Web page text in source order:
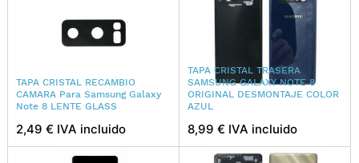
TAPA CRISTAL RECAMBIO
CAMARA Para Samsung Galaxy
Note 8 LENTE GLASS
2,49 € IVA incluido
TAPA CRISTAL TRASERA
SAMSUNG GALAXY NOTE 8
ORIGINAL DESMONTAJE COLOR
AZUL
8,99 € IVA incluido